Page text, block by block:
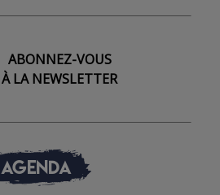
ABONNEZ-VOUS
À LA NEWSLETTER
AGENDA